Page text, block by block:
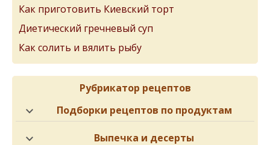
Как приготовить Киевский торт
Диетический гречневый суп
Как солить и вялить рыбу
Рубрикатор рецептов
Подборки рецептов по продуктам
Выпечка и десерты